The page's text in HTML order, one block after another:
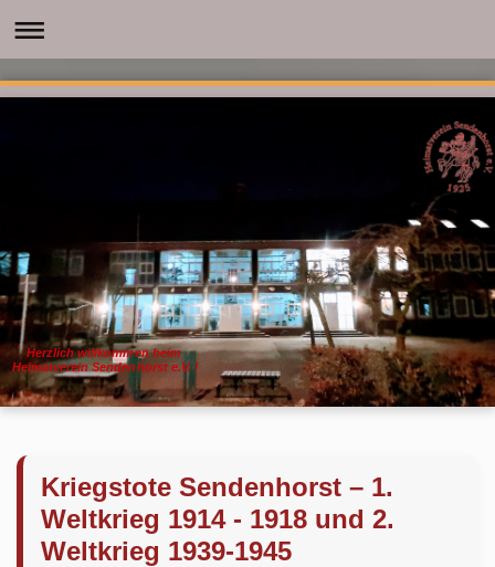
Herzlich willkommen beim
Heimatverein Sendenhorst e.V. !
Kriegstote Sendenhorst – 1.
Weltkrieg 1914 - 1918 und 2.
Weltkrieg 1939-1945